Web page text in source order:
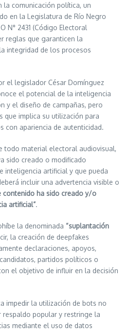
la comunicación política, un
en la Legislatura de Río Negro
N° 2431 (Código Electoral
reglas que garanticen la
integridad de los procesos
el legislador César Domínguez
el potencial de la inteligencia
y el diseño de campañas, pero
que implica su utilización para
con apariencia de autenticidad.
todo material electoral audiovisual,
sido creado o modificado
inteligencia artificial y que pueda
incluir una advertencia visible o
contenido ha sido creado y/o
artificial”.
la denominada “suplantación
la creación de deepfakes
declaraciones, apoyos,
partidos políticos o
el objetivo de influir en la decisión
impedir la utilización de bots no
respaldo popular y restringe la
mediante el uso de datos